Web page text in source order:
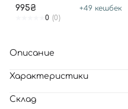
995₴ +49 кешбек
0 (0)
Описание
Характеристики
Склад